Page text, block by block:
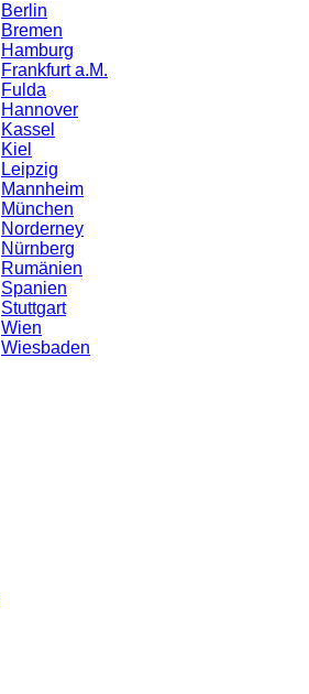
Berlin
Bremen
Hamburg
Frankfurt a.M.
Fulda
Hannover
Kassel
Kiel
Leipzig
Mannheim
München
Norderney
Nürnberg
Rumänien
Spanien
Stuttgart
Wien
Wiesbaden